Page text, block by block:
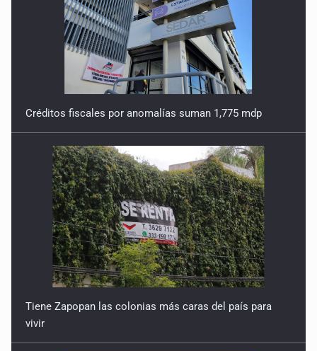
Créditos fiscales por anomalías suman 1,775 mdp
Tiene Zapopan las colonias más caras del país para
vivir